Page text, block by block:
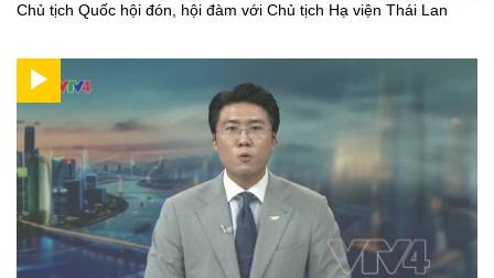
Chủ tịch Quốc hội đón, hội đàm với Chủ tịch Hạ viện Thái Lan